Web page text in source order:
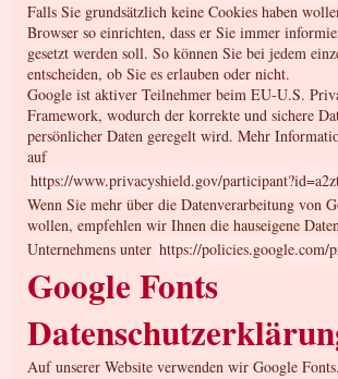
Falls Sie grundsätzlich keine Cookies haben
Browser so einrichten, dass er Sie immer
gesetzt werden soll. So können Sie bei jedem
entscheiden, ob Sie es erlauben oder nicht.
Google ist aktiver Teilnehmer beim EU-U.S.
Framework, wodurch der korrekte und sichere
persönlicher Daten geregelt wird. Mehr
auf
https://www.privacyshield.gov/
Wenn Sie mehr über die Datenverarbeitung von
wollen, empfehlen wir Ihnen die hauseigene
Unternehmens unter https://policies.google.com/
Google Fonts
Auf unserer Website verwenden wir Google